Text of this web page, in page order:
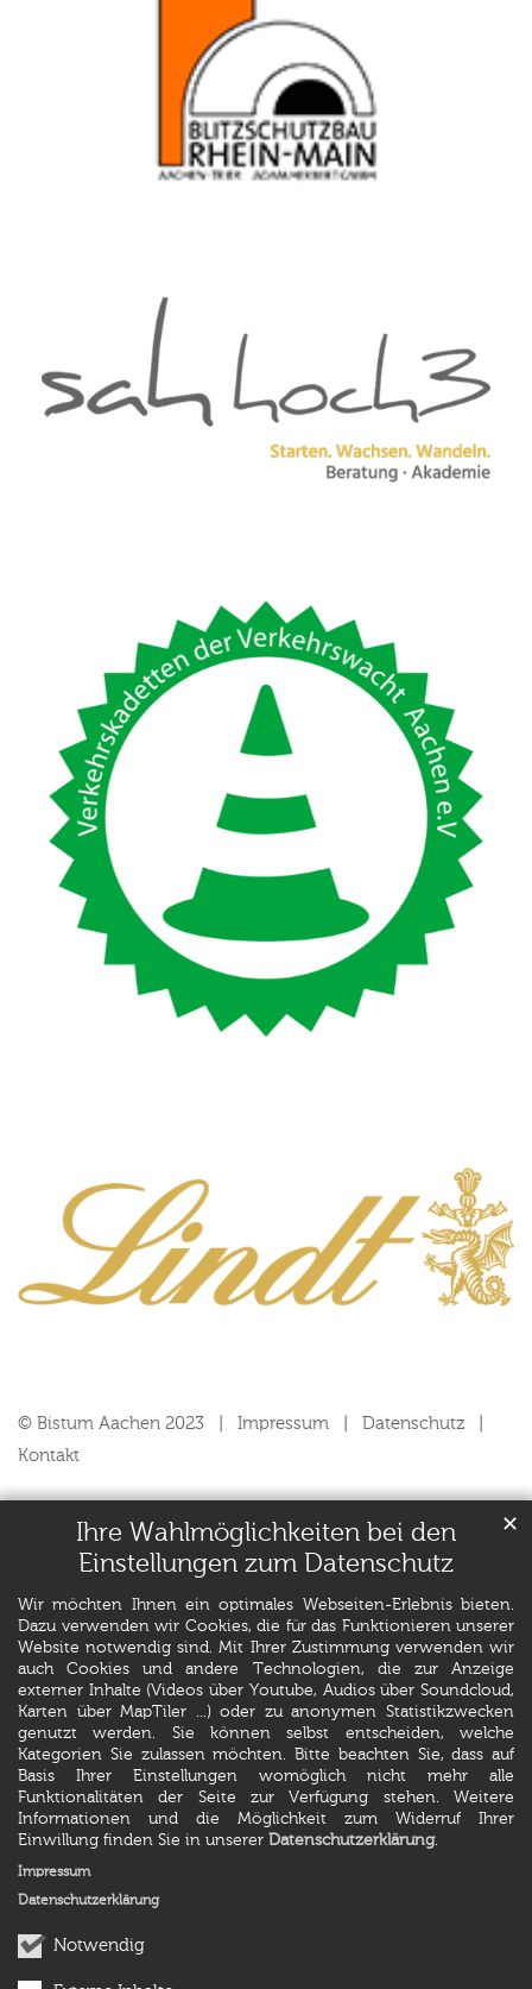
Ihre Wahlmöglichkeiten bei den
Einstellungen zum Datenschutz
Wir möchten Ihnen ein optimales Webseiten-Erlebnis bieten.
Dazu verwenden wir Cookies, die für das Funktionieren unserer
Website notwendig sind. Mit Ihrer Zustimmung verwenden wir
auch Cookies und andere Technologien, die zur Anzeige
externer Inhalte (Videos über Youtube, Audios über Soundcloud,
Karten über MapTiler ...) oder zu anonymen Statistikzwecken
genutzt werden. Sie können selbst entscheiden, welche
Kategorien Sie zulassen möchten. Bitte beachten Sie, dass auf
Basis Ihrer Einstellungen womöglich nicht mehr alle
Funktionalitäten der Seite zur Verfügung stehen. Weitere
Informationen und die Möglichkeit zum Widerruf Ihrer
Einwillung finden Sie in unserer Datenschutzerklärung.
Notwendig
✕
Impressum
Datenschutzerklärung
© Bistum Aachen 2023 Impressum
Datenschutz
Kontakt